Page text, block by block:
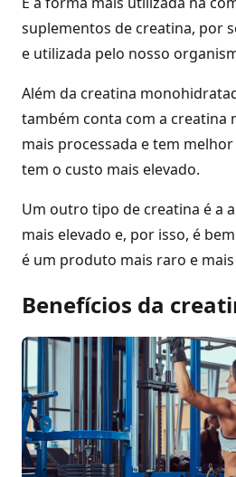
suplementos de creatina, por
e utilizada pelo nosso
Além da creatina
também conta com a creatina
mais processada e tem
tem o custo mais elevado.
Um outro tipo de creatina é a
mais elevado e, por isso, é
é um produto mais raro e
Benefícios da